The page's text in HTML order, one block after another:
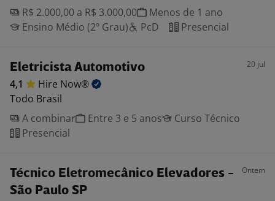
R$ 2.000,00 a R$ 3.000,00
Menos de 1 ano
Ensino Médio (2º Grau)
PcD Presencial
Eletricista Automotivo 20 jul
4,1 Hire Now®
Todo Brasil
A combinar
Entre 3 e 5 anos
Curso Técnico
Presencial
Técnico Eletromecânico Elevadores -
São Paulo SP
Ontem